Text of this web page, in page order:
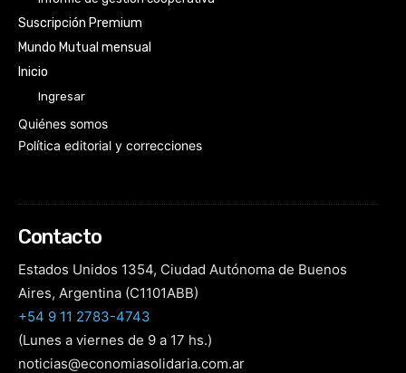
Suscripción Premium
Mundo Mutual mensual
Inicio
Ingresar
Quiénes somos
Política editorial y correcciones
Contacto
Estados Unidos 1354, Ciudad Autónoma de Buenos
Aires, Argentina (C1101ABB)
+54 9 11 2783-4743
(Lunes a viernes de 9 a 17 hs.)
noticias@economiasolidaria.com.ar